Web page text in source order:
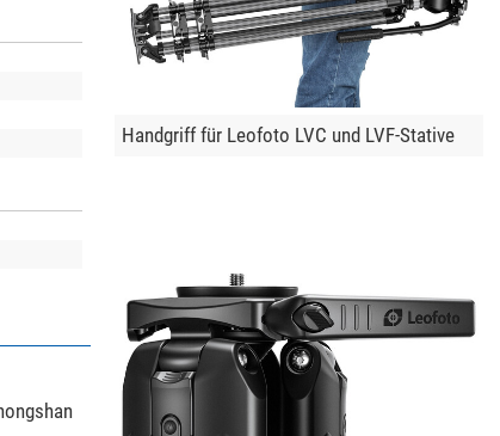
Handgriff für Leofoto LVC und LVF-Stative